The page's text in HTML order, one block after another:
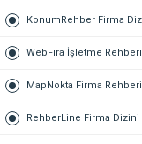
KonumRehber Firma
WebFira İşletme Rehberi
MapNokta Firma Rehberi
RehberLine Firma Dizini